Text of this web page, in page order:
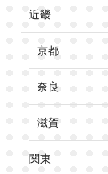
近畿
京都
奈良
滋賀
関東